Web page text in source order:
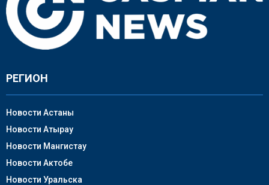
РЕГИОН
Новости Астаны
Новости Атырау
Новости Мангистау
Новости Актобе
Новости Уральска